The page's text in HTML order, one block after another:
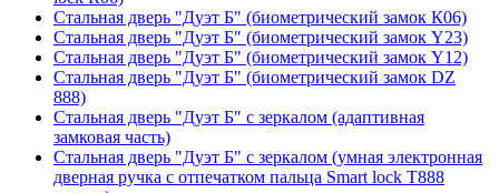
Стальная дверь "Дуэт Б" (биометрический замок К06)
Стальная дверь "Дуэт Б" (биометрический замок Y23)
Стальная дверь "Дуэт Б" (биометрический замок Y12)
Стальная дверь "Дуэт Б" (биометрический замок DZ
888)
Стальная дверь "Дуэт Б" с зеркалом (адаптивная
замковая часть)
Стальная дверь "Дуэт Б" с зеркалом (умная электронная
дверная ручка с отпечатком пальца Smart lock T888